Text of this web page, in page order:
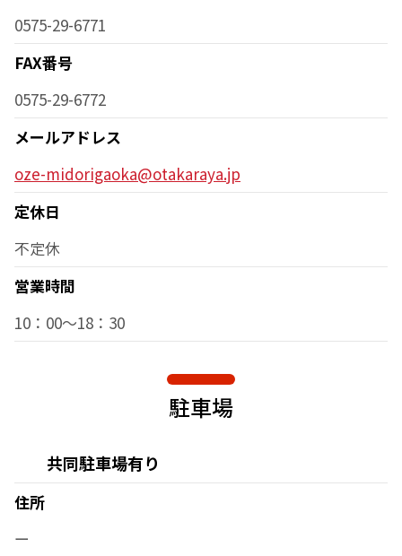
0575-29-6771
FAX番号
0575-29-6772
メールアドレス
oze-midorigaoka@otakaraya.jp
定休日
不定休
営業時間
10：00～18：30
駐車場
共同駐車場有り
住所
ー